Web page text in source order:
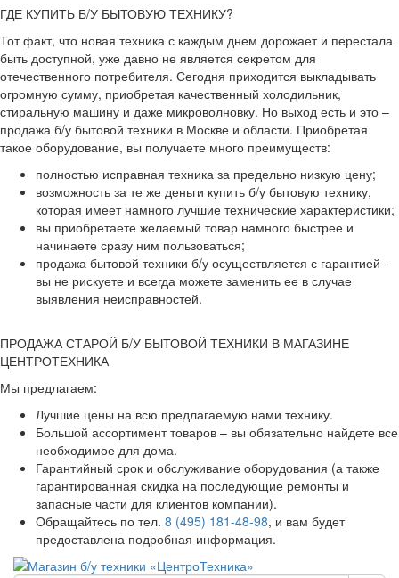
ГДЕ КУПИТЬ Б/У БЫТОВУЮ ТЕХНИКУ?
Тот факт, что новая техника с каждым днем дорожает и перестала
быть доступной, уже давно не является секретом для
отечественного потребителя. Сегодня приходится выкладывать
огромную сумму, приобретая качественный холодильник,
стиральную машину и даже микроволновку. Но выход есть и это –
продажа б/у бытовой техники в Москве и области. Приобретая
такое оборудование, вы получаете много преимуществ:
полностью исправная техника за предельно низкую цену;
возможность за те же деньги купить б/у бытовую технику,
которая имеет намного лучшие технические характеристики;
вы приобретаете желаемый товар намного быстрее и
начинаете сразу ним пользоваться;
продажа бытовой техники б/у осуществляется с гарантией –
вы не рискуете и всегда можете заменить ее в случае
выявления неисправностей.
ПРОДАЖА СТАРОЙ Б/У БЫТОВОЙ ТЕХНИКИ В МАГАЗИНЕ
ЦЕНТРОТЕХНИКА
Мы предлагаем:
Лучшие цены на всю предлагаемую нами технику.
Большой ассортимент товаров – вы обязательно найдете все
необходимое для дома.
Гарантийный срок и обслуживание оборудования (а также
гарантированная скидка на последующие ремонты и
запасные части для клиентов компании).
Обращайтесь по тел. 8 (495) 181-48-98, и вам будет
предоставлена подробная информация.